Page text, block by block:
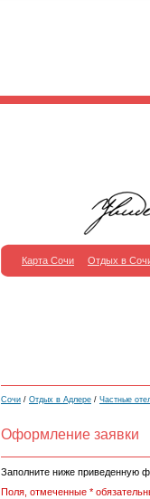
Карта Сочи Отдых в
Сочи / Отдых в Адлере / Частные
Оформление заявки
Заполните ниже приведенную
Поля, отмеченные *